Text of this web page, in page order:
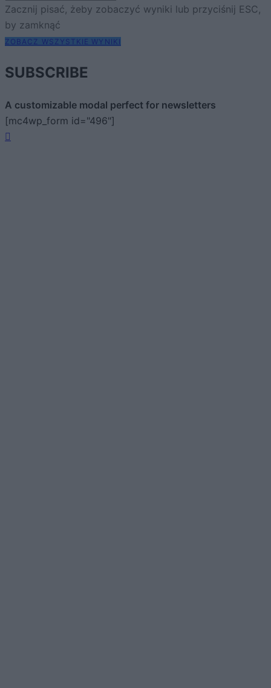
Zacznij pisać, żeby zobaczyć wyniki lub przyciśnij ESC,
by zamknąć
ZOBACZ WSZYSTKIE WYNIKI
SUBSCRIBE
A customizable modal perfect for newsletters
[mc4wp_form id="496"]